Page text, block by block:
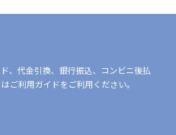
、代金引換、銀行振込、コンビニ後払
ご利用ガイドをご利用ください。